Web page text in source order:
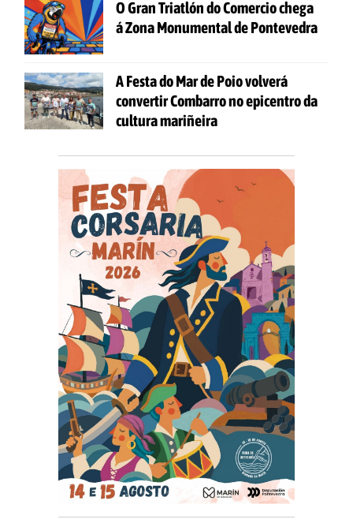
O Gran Triatlón do Comercio chega
á Zona Monumental de Pontevedra
A Festa do Mar de Poio volverá
convertir Combarro no epicentro da
cultura mariñeira